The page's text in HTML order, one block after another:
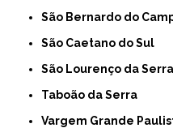
São Bernardo do
São Caetano do Sul
São Lourenço da Serra
Taboão da Serra
Vargem Grande